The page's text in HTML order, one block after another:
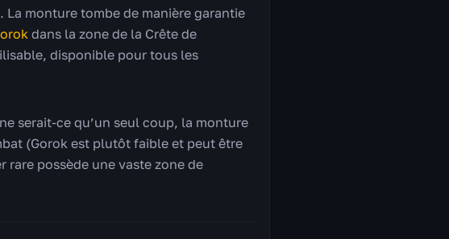
monture tombe de manière garantie
dans la zone de la Crête de
disponible pour tous les
serait-ce qu’un seul coup, la monture
(Gorok est plutôt faible et peut être
rare possède une vaste zone de